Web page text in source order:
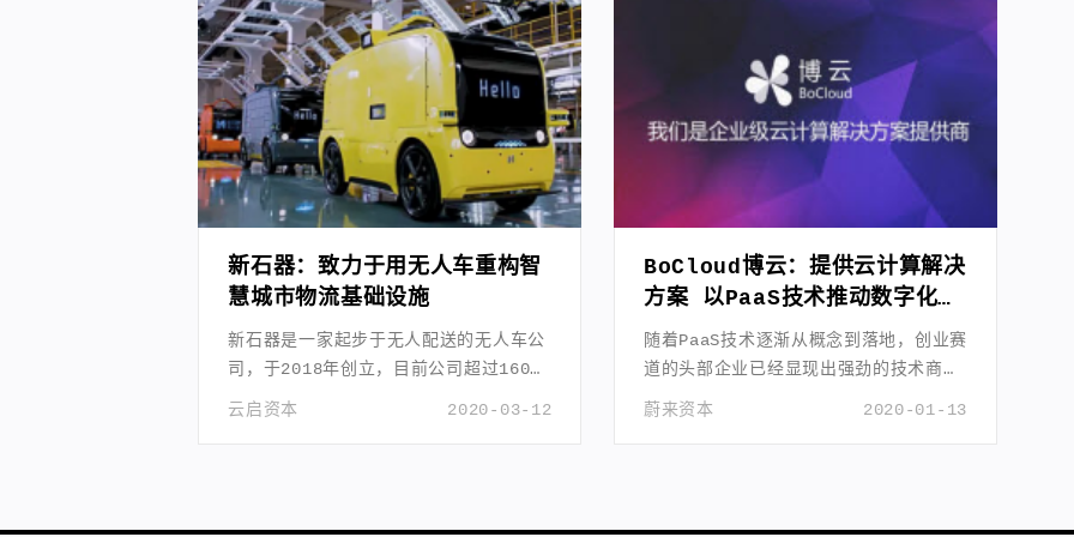
新石器：致力于用无人车重构智
慧城市物流基础设施
新石器是一家起步于无人配送的无人车公
司，于2018年创立，目前公司超过160
人。
2020-03-12
云启资本
BoCloud博云：提供云计算解决
方案 以PaaS技术推动数字化转
型
随着PaaS技术逐渐从概念到落地，创业赛
道的头部企业已经显现出强劲的技术商业
化能力。
2020-01-13
蔚来资本